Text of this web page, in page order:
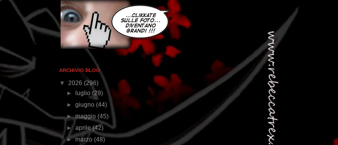
ARCHIVIO BLOG
▼ 2026 (296)
►
luglio(29)
►giugno(44)
►maggio(45)
►aprile(42)
►marzo(48)